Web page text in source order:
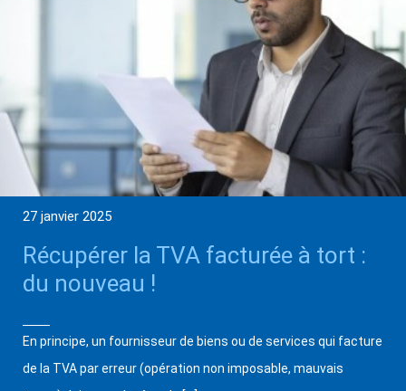
27 janvier 2025
Récupérer la TVA facturée à tort :
du nouveau !
En principe, un fournisseur de biens ou de services qui facture
de la TVA par erreur (opération non imposable, mauvais